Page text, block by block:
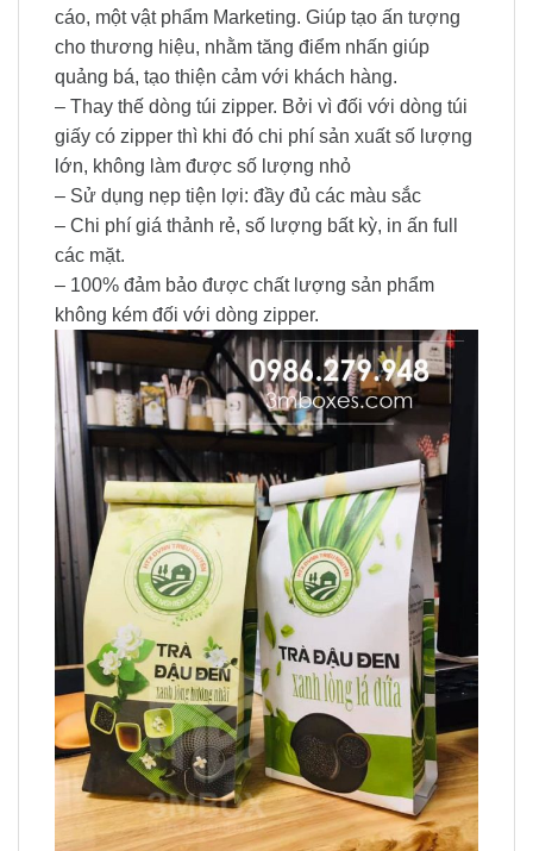
cáo, một vật phẩm Marketing. Giúp tạo ấn tượng
cho thương hiệu, nhằm tăng điểm nhấn giúp
quảng bá, tạo thiện cảm với khách hàng.
– Thay thế dòng túi zipper. Bởi vì đối với dòng túi
giấy có zipper thì khi đó chi phí sản xuất số lượng
lớn, không làm được số lượng nhỏ
– Sử dụng nẹp tiện lợi: đầy đủ các màu sắc
– Chi phí giá thảnh rẻ, số lượng bất kỳ, in ấn full
các mặt.
– 100% đảm bảo được chất lượng sản phẩm
không kém đối với dòng zipper.